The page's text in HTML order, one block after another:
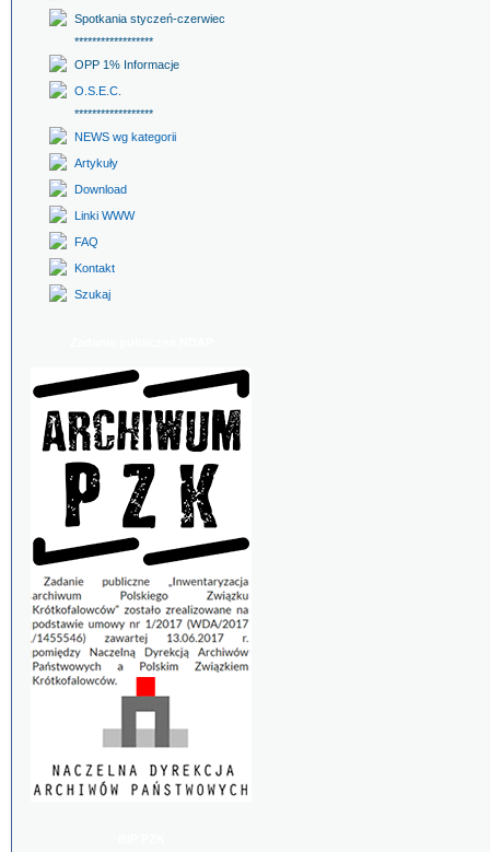
Spotkania styczeń-czerwiec
******************
OPP 1% Informacje
O.S.E.C.
******************
NEWS wg kategorii
Artykuły
Download
Linki WWW
FAQ
Kontakt
Szukaj